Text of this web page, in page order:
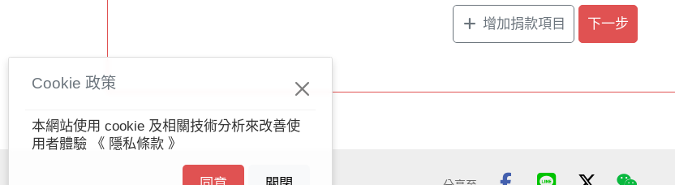
增加捐款項目 下一步
Cookie 政策
本網站使用 cookie 及相關技術分析來改善使
用者體驗
《 隱私條款 》